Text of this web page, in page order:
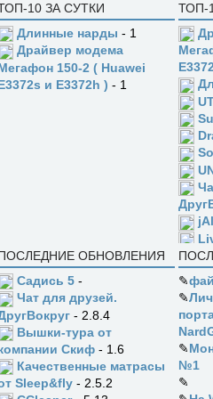
10 ЗА СУТКИ
Длинные нарды - 1
Драйвер модема
150-2 ( Huawei
и E3372h ) - 1
ТОП-
ОБНОВЛЕНИЯ
Садись 5 -
Чат для друзей.
- 2.8.4
Вышки-тура от
Скиф - 1.6
Качественные матрасы
Sleep&fly - 2.5.2
✎
✎
✎
№1
✎